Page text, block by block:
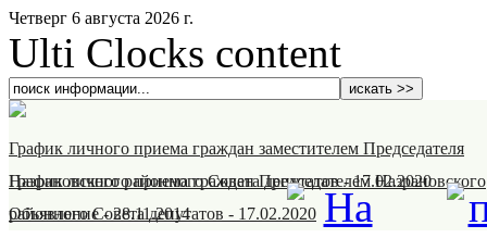
Четверг 6 августа 2026 г.
Ulti Clocks content
График личного приема граждан заместителем Председателя
Назрановского районного Совета депутатов-17.02.2020
График личного приема граждан Председателем Назрановского
районного Совета депутатов - 17.02.2020
Объявление-28.11.2014